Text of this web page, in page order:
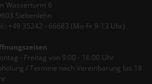
Wasserturm 6
Siebenlehn
+49 35242 - 66683 (Mo-Fr 9-13 Uhr)
- Freitag von 9:00 - 16:00 Uhr
/ Termine nach Vereinbarung bis 18